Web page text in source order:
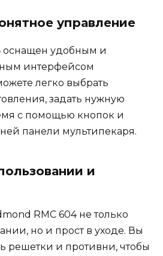
управление
оснащен удобным и
интерфейсом
легко выбрать
задать нужную
с помощью кнопок и
панели мультипекаря.
и
RMC 604 не только
но и прост в уходе. Вы
решетки и противни, чтобы